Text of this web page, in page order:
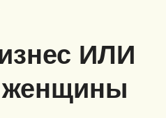
ИЛИ
женщины